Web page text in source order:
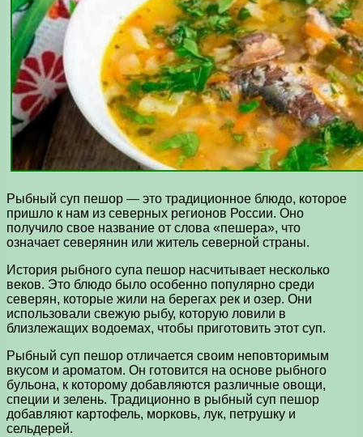
Рыбный суп пешор — это традиционное блюдо, которое
пришло к нам из северных регионов России. Оно
получило свое название от слова «пешера», что
означает северянин или житель северной страны.
История рыбного супа пешор насчитывает несколько
веков. Это блюдо было особенно популярно среди
северян, которые жили на берегах рек и озер. Они
использовали свежую рыбу, которую ловили в
близлежащих водоемах, чтобы приготовить этот суп.
Рыбный суп пешор отличается своим неповторимым
вкусом и ароматом. Он готовится на основе рыбного
бульона, к которому добавляются различные овощи,
специи и зелень. Традиционно в рыбный суп пешор
добавляют картофель, морковь, лук, петрушку и
сельдерей.